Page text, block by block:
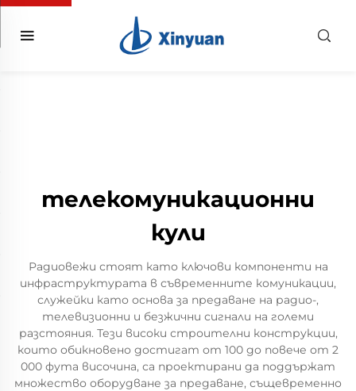
телекомуникационни
кули
Радиовежи стоят като ключови компоненти на
инфраструктурата в съвременните комуникации,
служейки като основа за предаване на радио-,
телевизионни и безжични сигнали на големи
разстояния. Тези високи строителни конструкции,
които обикновено достигат от 100 до повече от 2
000 фута височина, са проектирани да поддържат
множество оборудване за предаване, същевременно